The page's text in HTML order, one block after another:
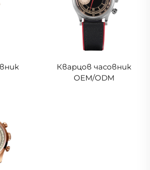
Кварцов часовник
OEM/ODM